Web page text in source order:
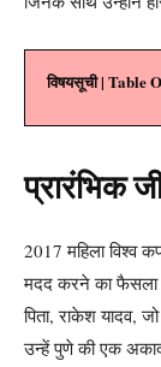
विषयसूची | Table
प्रारंभिक
2017 महिला विश्व
मदद करने का फैसला
पिता, राकेश यादव,
उन्हें पुणे की एक